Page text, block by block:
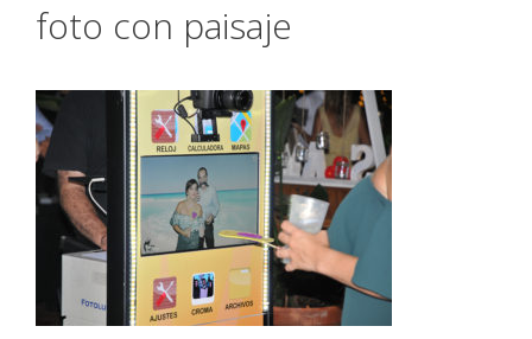
foto con paisaje